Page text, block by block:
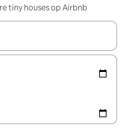
tiny houses op Airbnb
zijn, maak je een keuze